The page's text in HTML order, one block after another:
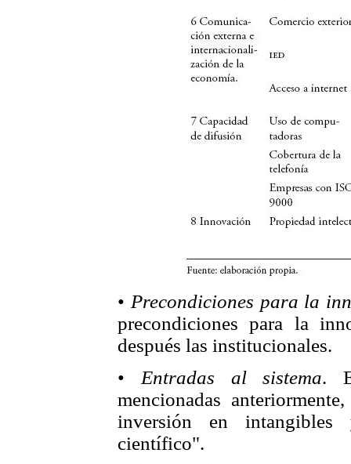
• Precondiciones para la
precondiciones para la
después las institucionales.
• Entradas al sistema.
mencionadas
inversión en
científico".